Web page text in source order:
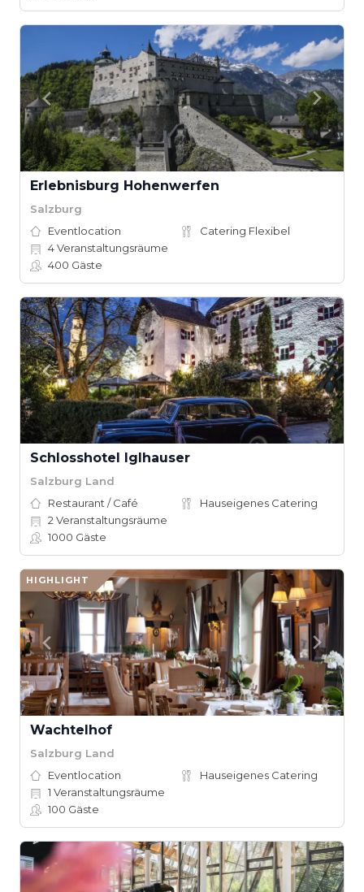
Erlebnisburg Hohenwerfen
Salzburg
Eventlocation
Catering Flexibel
4Veranstaltungsräume
400 Gäste
Schlosshotel Iglhauser
Salzburg Land
Restaurant / Café
Hauseigenes Catering
2 Veranstaltungsräume
1000 Gäste
HIGHLIGHT
Wachtelhof
Salzburg Land
Eventlocation
Hauseigenes Catering
1 Veranstaltungsräume
100 Gäste